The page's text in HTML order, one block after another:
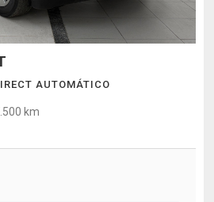
AUTOMÁTICO
km